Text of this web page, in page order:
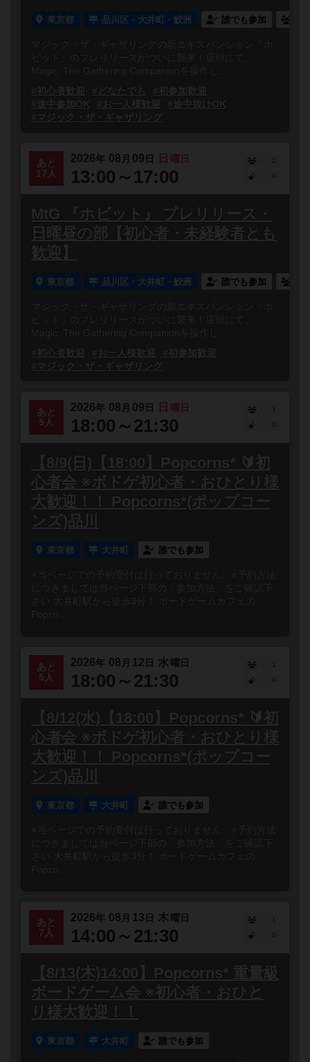
東京都 品川区・大井町・鮫洲 誰でも参加
マジック・ザ・ギャザリングの新エキスパンション『ホ
ビット』のプレリリースがついに襲来！店頭にて、
Magic: The Gathering Companionを操作し...
#初心者歓迎
#どなたでも
#初参加歓迎
#途中参加OK
#お一人様歓迎
#途中抜けOK
#マジック・ザ・ギャザリング
あと
17人
2026年 08 月 09 日 日 曜日
13:00～17:00
2
MtG 『ホビット』 プレリリース・
日曜昼の部【初心者・未経験者とも
歓迎】
東京都 品川区・大井町・鮫洲 誰でも参加
マジック・ザ・ギャザリングの新エキスパンション「ホ
ビット」のプレリリースがついに襲来！店頭にて、
Magic: The Gathering Companionを操作し...
#初心者歓迎
#お一人様歓迎
#初参加歓迎
#マジック・ザ・ギャザリング
あと
5人
2026年 08 月 09 日 日 曜日
18:00～21:30
1
【8/9(日)【18:00】Popcorns* 🔰初
心者会 ※ボドゲ初心者・おひとり様
大歓迎！！ Popcorns*(ポップコー
ンズ)品川
東京都 大井町 誰でも参加
※当ページでの予約受付は行っておりません。※予約方法
につきましては当ページ下部の「参加方法」をご確認下
さい 大井町駅から徒歩3分！ ボードゲームカフェの
Popco...
あと
5人
2026年 08 月 12 日 水 曜日
18:00～21:30
1
【8/12(水)【18:00】Popcorns* 🔰初
心者会 ※ボドゲ初心者・おひとり様
大歓迎！！ Popcorns*(ポップコー
ンズ)品川
東京都 大井町 誰でも参加
※当ページでの予約受付は行っておりません。※予約方法
につきましては当ページ下部の「参加方法」をご確認下
さい 大井町駅から徒歩3分！ ボードゲームカフェの
Popco...
あと
7人
2026年 08 月 13 日 木曜日
14:00～21:30
1
【8/13(木)14:00】Popcorns* 重量級
ボードゲーム会 ※初心者・おひと
り様大歓迎！！
東京都 大井町 誰でも参加